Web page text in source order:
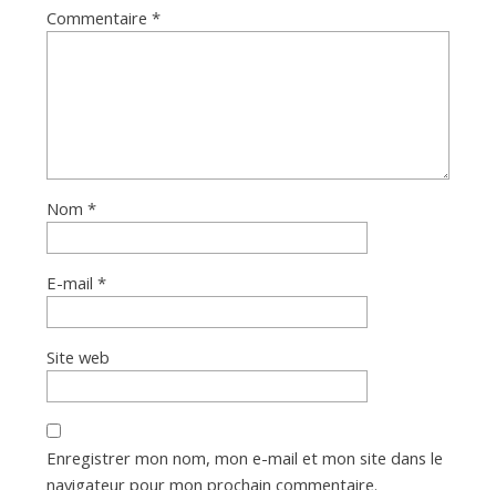
Commentaire *
Nom *
E-mail *
Site web
Enregistrer mon nom, mon e-mail et mon site dans le
navigateur pour mon prochain commentaire.